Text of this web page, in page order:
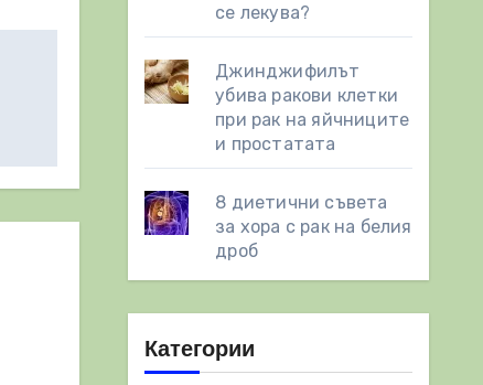
се лекува?
Джинджифилът
убива ракови клетки
при рак на яйчниците
и простатата
8 диетични съвета
за хора с рак на белия
дроб
Категории